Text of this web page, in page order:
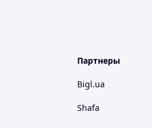
Партнеры
Bigl.ua
Shafa